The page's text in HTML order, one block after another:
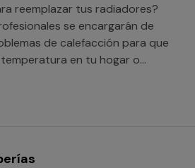
reemplazar tus radiadores?
se encargarán de
de calefacción para que
en tu hogar o